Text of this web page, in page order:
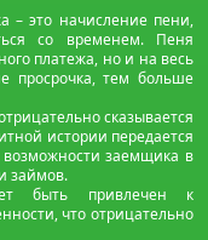
– это начисление пени,
со временем. Пеня
платежа, но и на весь
просрочка, тем больше
сказывается
истории передается
заемщика в
займов.
быть привлечен к
что отрицательно